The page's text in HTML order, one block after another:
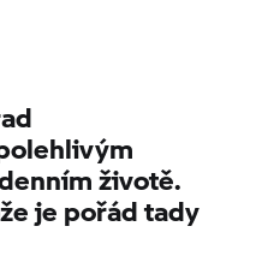
životě.
je pořád tady